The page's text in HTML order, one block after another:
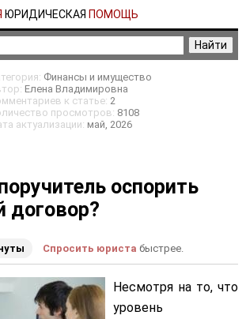
ЮРИДИЧЕСКАЯ ПОМОЩЬ
Финансы и имущество
Елена Владимировна
к статье: 2
просмотров: 8108
актуализации: май, 2026
оспорить
договор?
Спросить юриста быстрее.
Несмотря на то, что
уровень